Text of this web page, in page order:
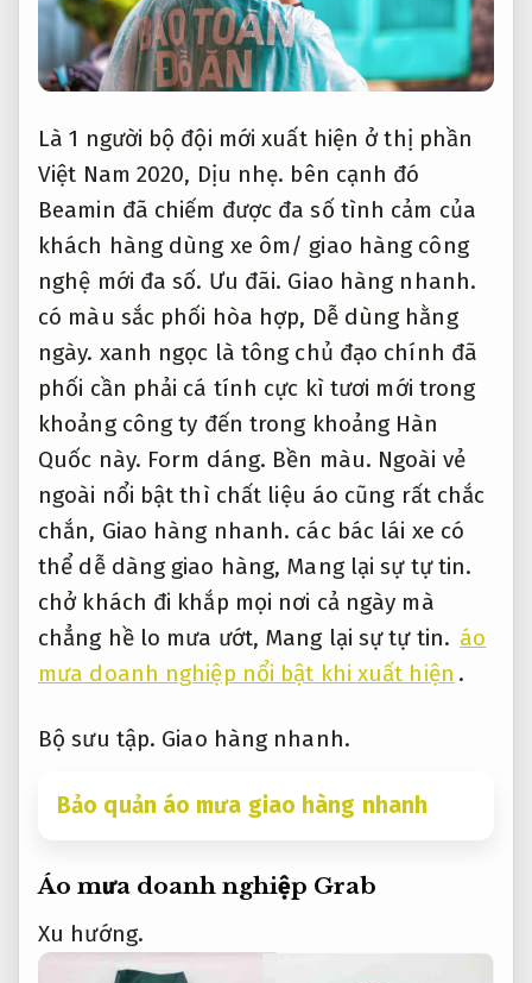
Là 1 người bộ đội mới xuất hiện ở thị phần
Việt Nam 2020, Dịu nhẹ. bên cạnh đó
Beamin đã chiếm được đa số tình cảm của
khách hàng dùng xe ôm/ giao hàng công
nghệ mới đa số. Ưu đãi. Giao hàng nhanh.
có màu sắc phối hòa hợp, Dễ dùng hằng
ngày. xanh ngọc là tông chủ đạo chính đã
phối cần phải cá tính cực kì tươi mới trong
khoảng công ty đến trong khoảng Hàn
Quốc này. Form dáng. Bền màu. Ngoài vẻ
ngoài nổi bật thì chất liệu áo cũng rất chắc
chắn, Giao hàng nhanh. các bác lái xe có
thể dễ dàng giao hàng, Mang lại sự tự tin.
chở khách đi khắp mọi nơi cả ngày mà
chẳng hề lo mưa ướt, Mang lại sự tự tin. áo
mưa doanh nghiệp nổi bật khi xuất hiện .
Bộ sưu tập. Giao hàng nhanh.
Bảo quản áo mưa giao hàng nhanh
Áo mưa doanh nghiệp Grab
Xu hướng.